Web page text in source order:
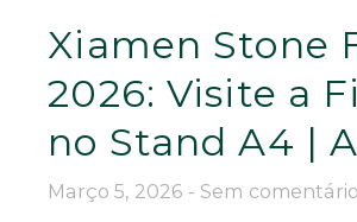
Xiamen Stone
2026: Visite a
no Stand A4 |
Março 5, 2026 Sem